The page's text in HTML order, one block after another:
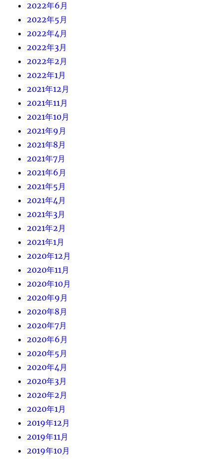
2022年6月
2022年5月
2022年4月
2022年3月
2022年2月
2022年1月
2021年12月
2021年11月
2021年10月
2021年9月
2021年8月
2021年7月
2021年6月
2021年5月
2021年4月
2021年3月
2021年2月
2021年1月
2020年12月
2020年11月
2020年10月
2020年9月
2020年8月
2020年7月
2020年6月
2020年5月
2020年4月
2020年3月
2020年2月
2020年1月
2019年12月
2019年11月
2019年10月